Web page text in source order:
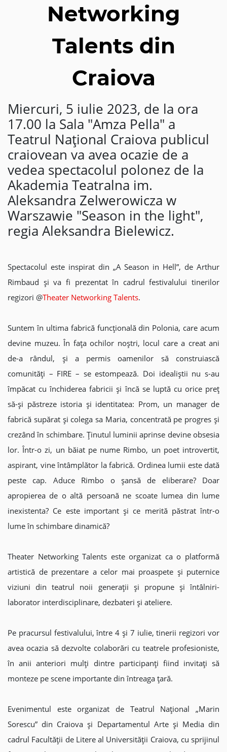
Networking
Talents din
Craiova
Miercuri, 5 iulie 2023, de la ora
17.00 la Sala "Amza Pella" a
Teatrul Naţional Craiova publicul
craiovean va avea ocazie de a
vedea spectacolul polonez de la
Akademia Teatralna im.
Aleksandra Zelwerowicza w
Warszawie "Season in the light",
regia Aleksandra Bielewicz.
Spectacolul este inspirat din „A Season in Hell”, de Arthur
Rimbaud și va fi prezentat în cadrul festivalului tinerilor
regizori @Theater Networking Talents.
Suntem în ultima fabrică funcțională din Polonia, care acum
devine muzeu. În fața ochilor noștri, locul care a creat ani
de-a rândul, și a permis oamenilor să construiască
comunități – FIRE – se estompează. Doi idealiștii nu s-au
împăcat cu închiderea fabricii și încă se luptă cu orice preț
să-și păstreze istoria și identitatea: Prom, un manager de
fabrică supărat și colega sa Maria, concentrată pe progres și
crezând în schimbare. Ținutul luminii aprinse devine obsesia
lor. Într-o zi, un băiat pe nume Rimbo, un poet introvertit,
aspirant, vine întâmplător la fabrică. Ordinea lumii este dată
peste cap. Aduce Rimbo o șansă de eliberare? Doar
apropierea de o altă persoană ne scoate lumea din lume
inexistenta? Ce este important și ce merită păstrat într-o
lume în schimbare dinamică?
Theater Networking Talents este organizat ca o platformă
artistică de prezentare a celor mai proaspete și puternice
viziuni din teatrul noii generații și propune și întâlniri-
laborator interdisciplinare, dezbateri și ateliere.
Pe pracursul festivalului, între 4 și 7 iulie, tinerii regizori vor
avea ocazia să dezvolte colaborări cu teatrele profesioniste,
în anii anteriori mulți dintre participanți fiind invitați să
monteze pe scene importante din întreaga țară.
Evenimentul este organizat de Teatrul Național „Marin
Sorescu” din Craiova și Departamentul Arte și Media din
cadrul Facultății de Litere al Universității Craiova, cu sprijinul